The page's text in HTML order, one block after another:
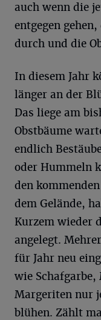
auch wenn die
entgegen
durch und die
In diesem Jahr
länger an der
Das liege am
Obstbäume
endlich
oder Hummeln
den
dem Gelände,
Kurzem wieder
angelegt.
für Jahr neu
wie
Margeriten nur
blühen. Zählt